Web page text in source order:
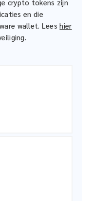
crypto tokens zijn
en die
wallet. Leeshier